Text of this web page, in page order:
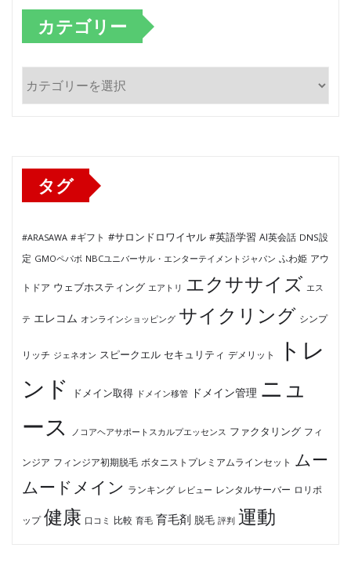
カテゴリー
テ
タグ
#ARASAWA #ギフト #サロンドロワイヤル #英語学習 AI英会話 DNS設
定 GMOペパボ NBCユニバーサル・エンターテイメントジャパン ふわ姫 アウ
トドア ウェブホスティング エアトリ エクササイズ エス
テ エレコム オンラインショッピング サイクリング シンプ
リッチ ジェネオン スピークエル セキュリティ デメリット
トレ
ンド
ドメイン取得 ドメイン移管 ドメイン管理 ニュ
ース
ノコアヘアサポートスカルプエッセンス ファクタリング フィ
ンジア フィンジア初期脱毛 ボタニストプレミアムラインセット ムー
ムードメイン ランキング レビュー レンタルサーバー ロリポ
ップ 健康 口コミ 比較 育毛 育毛剤 脱毛 評判 運動